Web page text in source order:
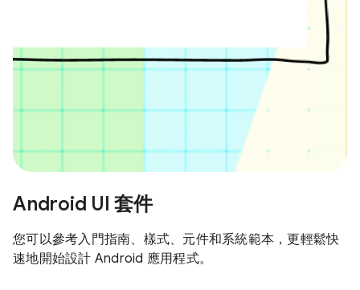
Android UI 套件
您可以參考入門指南、樣式、元件和系統範本，更輕鬆快
速地開始設計 Android 應用程式。